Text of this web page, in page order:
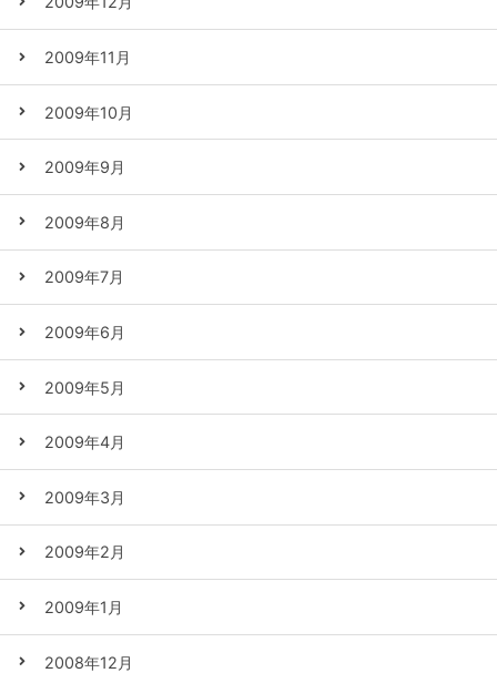
2009年11月
2009年10月
2009年9月
2009年8月
2009年7月
2009年6月
2009年5月
2009年4月
2009年3月
2009年2月
2009年1月
2008年12月